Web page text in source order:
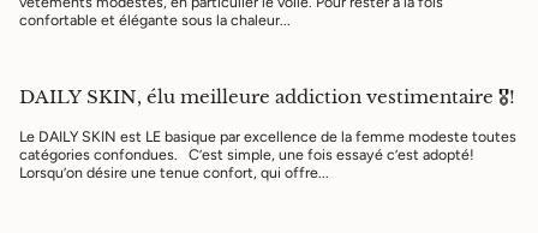
confortable et élégante sous la chaleur...
DAILY SKIN, élu meilleure addiction vestimentaire 🎖️!
Le DAILY SKIN est LE basique par excellence de la femme modeste toutes
catégories confondues. C’est simple, une fois essayé c’est adopté!
Lorsqu’on désire une tenue confort, qui offre...